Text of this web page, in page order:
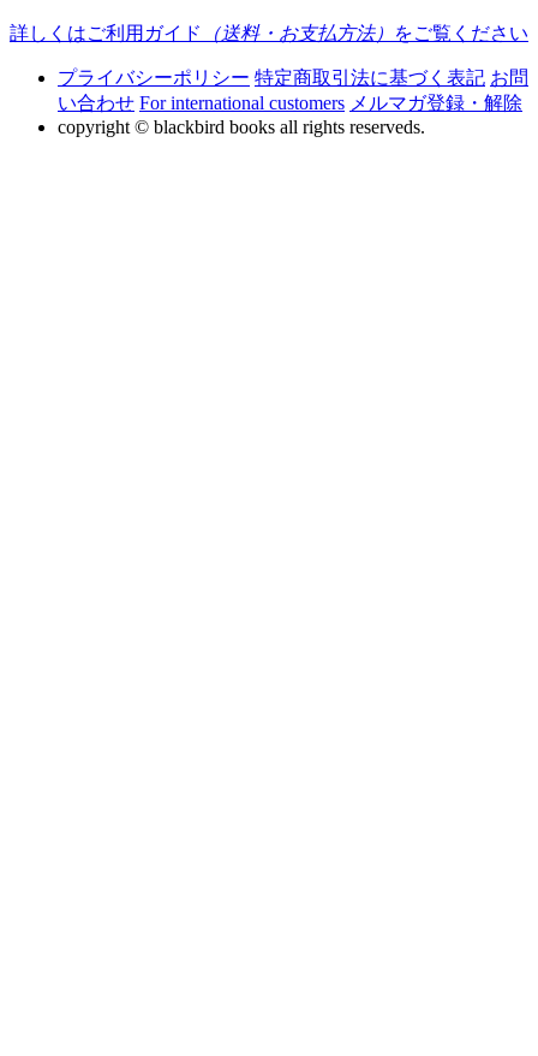
詳しくはご利用ガイド （送料・お支払方法） をご覧ください
プライバシーポリシー 特定商取引法に基づく表記 お問
い合わせ For international customers メルマガ登録・解除
copyright © blackbird books all rights reserveds.